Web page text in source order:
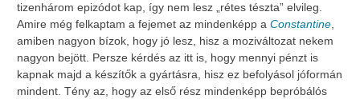
tizenhárom epizódot kap, így nem lesz „rétes tészta” elvileg.
Amire még felkaptam a fejemet az mindenképp a Constantine,
amiben nagyon bízok, hogy jó lesz, hisz a moziváltozat nekem
nagyon bejött. Persze kérdés az itt is, hogy mennyi pénzt is
kapnak majd a készítők a gyártásra, hisz ez befolyásol jóformán
mindent. Tény az, hogy az első rész mindenképp bepróbálós